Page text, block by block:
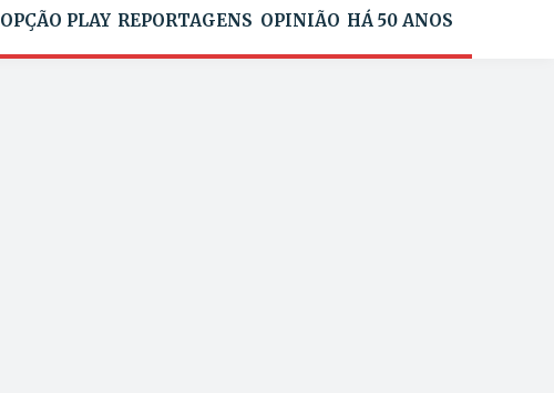
OPÇÃO PLAY REPORTAGENS OPINIÃO HÁ 50 ANOS